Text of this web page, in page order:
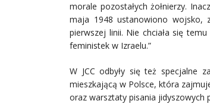
morale pozostałych żołnierzy.
maja 1948 ustanowiono wojsko,
pierwszej linii. Nie chciała się
feministek w Izraelu.”
W JCC odbyły się też specjalne
mieszkającą w Polsce, która
oraz warsztaty pisania jidyszowych